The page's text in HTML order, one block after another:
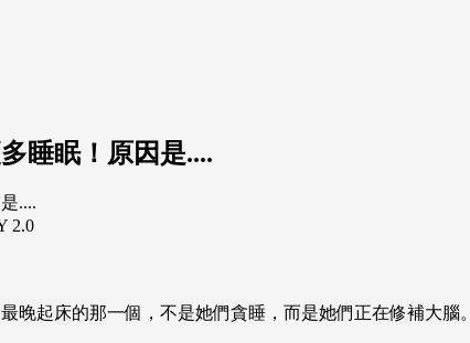
睡眠！原因是....
2.0
晚起床的那一個，不是她們貪睡，而是她們正在修補大腦。